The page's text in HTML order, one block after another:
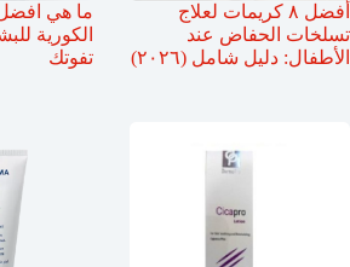
أفضل ٨ كريمات لعلاج
تسلخات الحفاض عند
الأطفال: دليل شامل (٢٠٢٦)
ما هي
تفوتك